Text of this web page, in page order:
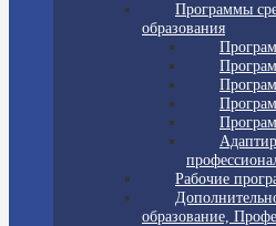
Программы
образования
Рабочие
образование,